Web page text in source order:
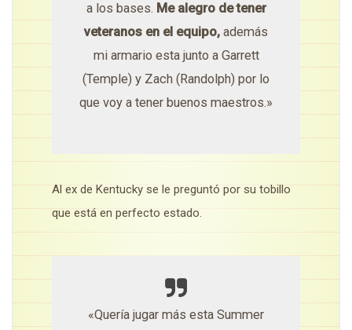
a los bases. Me alegro de tener
veteranos en el equipo, además
mi armario esta junto a Garrett
(Temple) y Zach (Randolph) por lo
que voy a tener buenos maestros.»
Al ex de Kentucky se le preguntó por su tobillo
que está en perfecto estado.
«Quería jugar más esta Summer